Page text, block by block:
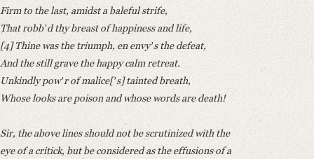
Firm to the last, amidst a baleful strife,
That robbʼd thy breast of happiness and life,
[4] Thine was the triumph, en envyʼs the defeat,
And the still grave the happy calm retreat.
Unkindly powʼr of malice[ʼs] tainted breath,
Whose looks are poison and whose words are death!
Sir, the above lines should not be scrutinized with the
eye of a critick, but be considered as the effusions of a